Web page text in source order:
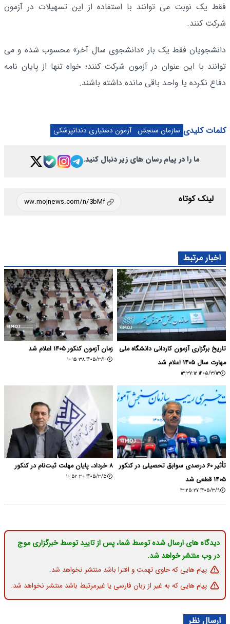
فقط یک نوبت می توانند با استفاده از این تسهیلات در آزمون
شرکت کنند.
دانشجویان فقط یک بار «دانشجوی سال آخر» محسوب شده و می
توانند با این عنوان در آزمون شرکت کنند؛ خواه تنها از پایان نامه
دفاع نکرده یا واحد باقی مانده داشته باشند.
کلمات کلیدی سازمان سنجش آزمون دستیاری دندانپزشکی
ما را در پیام رسان های زیر دنبال کنید.
لینک کوتاه
اخبار مرتبط
تاریخ برگزاری آزمون کاردانی دانشگاه ملی
مهارت سال ۱۴۰۵ اعلام شد
۱۴۰۵/۳/۱۳ ۱۳:۳۷:۱۲
زمان آزمون کنکور ۱۴۰۵ اعلام شد
۱۴۰۵/۳/۱۰ ۱۰:۱۵:۳۸
تأثیر ۶۰ درصدی سوابق تحصیلی در کنکور
۱۴۰۵ قطعی شد
۱۴۰۵/۳/۹ ۱۳:۲۵:۲۷
۸ خرداد، پایان مهلت ثبت‌نام در کنکور
۱۴۰۵/۳/۵ ۱۰:۵۲:۳۰
دیدگاه های ارسال شده توسط شما، پس از تایید توسط خبرگزاری موج
در وب منتشر خواهد شد.
پیام هایی که حاوی تهمت و افترا باشد منتشر نخواهد شد.
پیام هایی که به غیر از زبان فارسی یا غیرمرتبط باشد منتشر نخواهد شد.
ارسال نظر